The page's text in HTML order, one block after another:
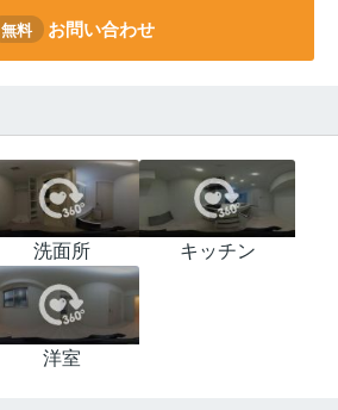
無料 お問い合わせ
洗面所 キッチン
洋室